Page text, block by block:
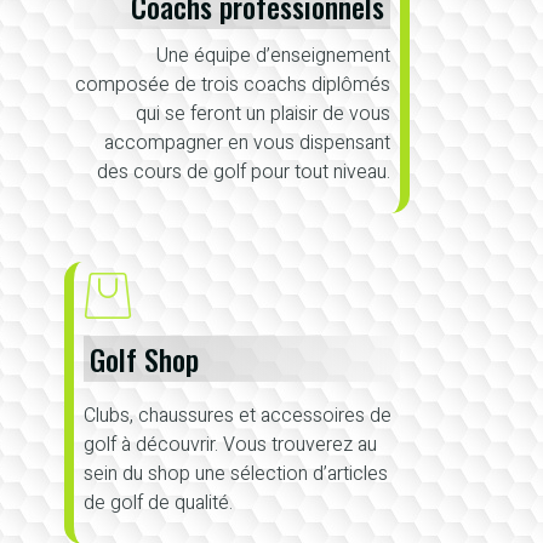
Une équipe d’enseignement
composée de trois coachs diplômés
qui se feront un plaisir de vous
accompagner en vous dispensant
des cours de golf pour tout niveau.
Golf Shop
Clubs, chaussures et accessoires de
golf à découvrir. Vous trouverez au
sein du shop une sélection d’articles
de golf de qualité.